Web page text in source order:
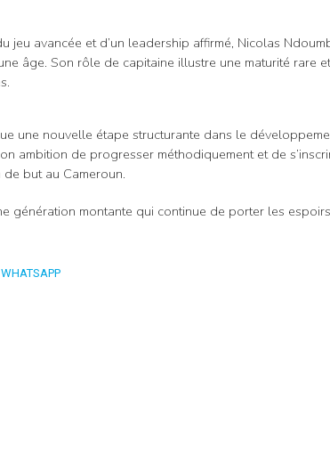
jeu avancée et d’un leadership affirmé, Nicolas
âge. Son rôle de capitaine illustre une maturité rare
une nouvelle étape structurante dans le
ambition de progresser méthodiquement et de
but au Cameroun.
génération montante qui continue de porter les
WHATSAPP